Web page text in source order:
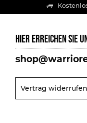
HIER ERREICHEN SIE
Vertrag widerrufen